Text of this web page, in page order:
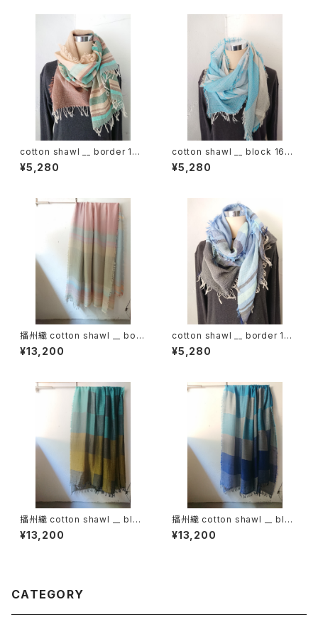
cotton shawl __ border 160
湧水w
¥5,280
cotton shawl __ block 160
浅葱w
¥5,280
播州織 cotton shawl __ bord
er220-120 薄霞BG
¥13,200
cotton shawl __ border 160
蒼昊w
¥5,280
播州織 cotton shawl __ bloc
k 220-120 秋水GK
¥13,200
播州織 cotton shawl __ bloc
k 220-120 深海GK
¥13,200
CATEGORY